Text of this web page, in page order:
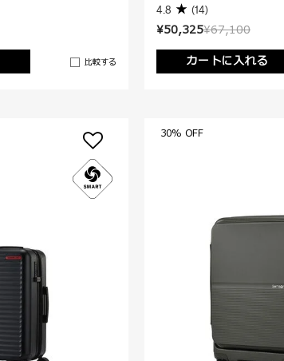
比較する
¥67,100
¥50,325
カートに入れる
4.8 (14)
30% OFF